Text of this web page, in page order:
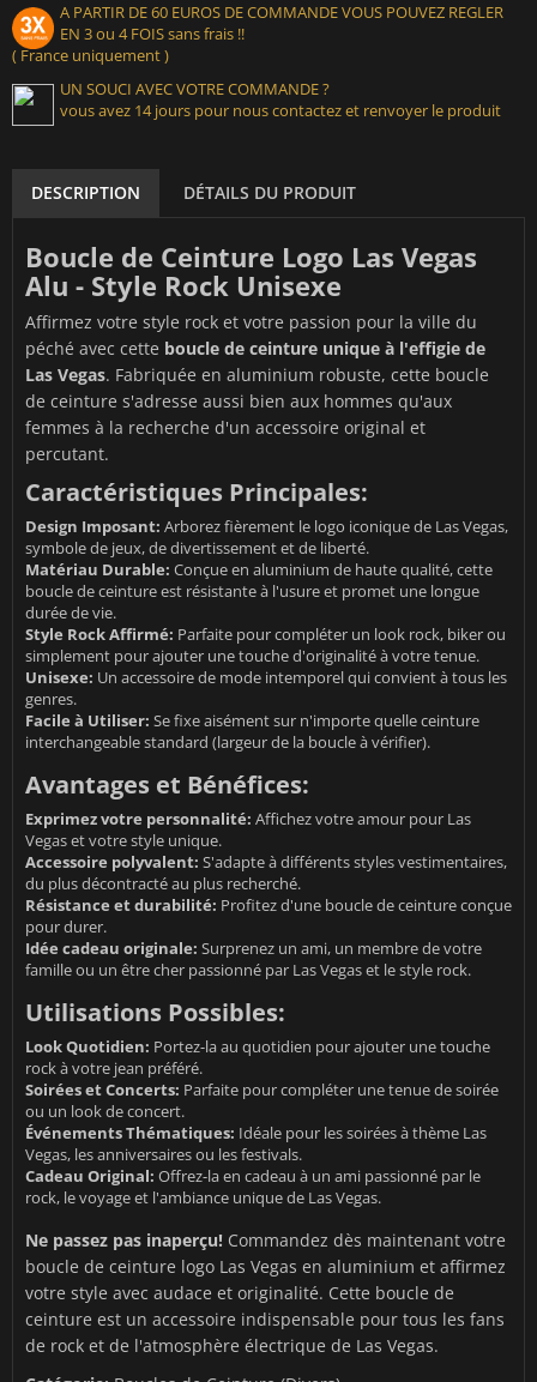
A PARTIR DE 60 EUROS DE COMMANDE VOUS POUVEZ REGLER
EN 3 ou 4 FOIS sans frais !!
( France uniquement )
UN SOUCI AVEC VOTRE COMMANDE ?
vous avez 14 jours pour nous contactez et renvoyer le produit
DESCRIPTION DÉTAILS DU PRODUIT
Boucle de Ceinture Logo Las Vegas
Alu - Style Rock Unisexe
Affirmez votre style rock et votre passion pour la ville du
péché avec cette boucle de ceinture unique à l'effigie de
Las Vegas. Fabriquée en aluminium robuste, cette boucle
de ceinture s'adresse aussi bien aux hommes qu'aux
femmes à la recherche d'un accessoire original et
percutant.
Caractéristiques Principales:
Design Imposant: Arborez fièrement le logo iconique de Las Vegas,
symbole de jeux, de divertissement et de liberté.
Matériau Durable: Conçue en aluminium de haute qualité, cette
boucle de ceinture est résistante à l'usure et promet une longue
durée de vie.
Style Rock Affirmé: Parfaite pour compléter un look rock, biker ou
simplement pour ajouter une touche d'originalité à votre tenue.
Unisexe: Un accessoire de mode intemporel qui convient à tous les
genres.
Facile à Utiliser: Se fixe aisément sur n'importe quelle ceinture
interchangeable standard (largeur de la boucle à vérifier).
Avantages et Bénéfices:
Exprimez votre personnalité: Affichez votre amour pour Las
Vegas et votre style unique.
Accessoire polyvalent: S'adapte à différents styles vestimentaires,
du plus décontracté au plus recherché.
Résistance et durabilité: Profitez d'une boucle de ceinture conçue
pour durer.
Idée cadeau originale: Surprenez un ami, un membre de votre
famille ou un être cher passionné par Las Vegas et le style rock.
Utilisations Possibles:
Look Quotidien: Portez-la au quotidien pour ajouter une touche
rock à votre jean préféré.
Soirées et Concerts: Parfaite pour compléter une tenue de soirée
ou un look de concert.
Événements Thématiques: Idéale pour les soirées à thème Las
Vegas, les anniversaires ou les festivals.
Cadeau Original: Offrez-la en cadeau à un ami passionné par le
rock, le voyage et l'ambiance unique de Las Vegas.
Ne passez pas inaperçu! Commandez dès maintenant votre
boucle de ceinture logo Las Vegas en aluminium et affirmez
votre style avec audace et originalité. Cette boucle de
ceinture est un accessoire indispensable pour tous les fans
de rock et de l'atmosphère électrique de Las Vegas.